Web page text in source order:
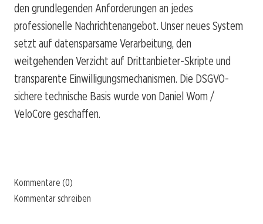
den grundlegenden Anforderungen an jedes
professionelle Nachrichtenangebot. Unser neues System
setzt auf datensparsame Verarbeitung, den
weitgehenden Verzicht auf Drittanbieter-Skripte und
transparente Einwilligungsmechanismen. Die DSGVO-
sichere technische Basis wurde von Daniel Wom /
VeloCore geschaffen.
Kommentare (0)
Kommentar schreiben